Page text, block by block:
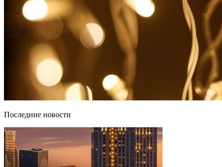
Последние новости